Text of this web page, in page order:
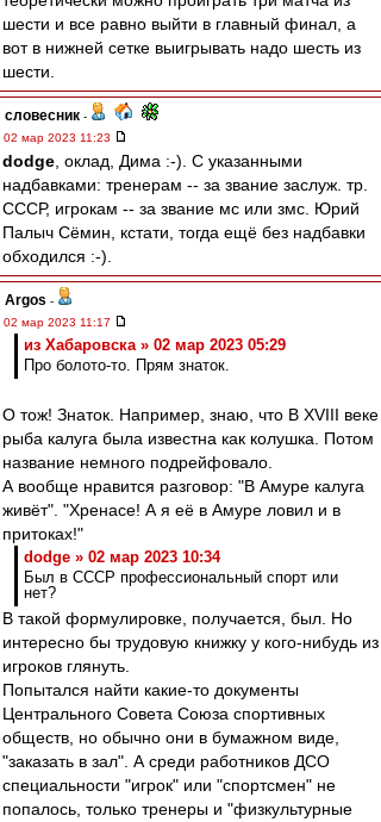
шести и все равно выйти в главный финал, а
вот в нижней сетке выигрывать надо шесть из
шести.
словесник -
02 мар 2023 11:23
dodge , оклад, Дима :-). С указанными
надбавками: тренерам -- за звание заслуж. тр.
СССР, игрокам -- за звание мс или змс. Юрий
Палыч Сёмин, кстати, тогда ещё без надбавки
обходился :-).
Argos -
02 мар 2023 11:17
из Хабаровска » 02 мар 2023 05:29
Про болото-то. Прям знаток.
О тож! Знаток. Например, знаю, что В XVIII веке
рыба калуга была известна как колушка. Потом
название немного подрейфовало.
А вообще нравится разговор: "В Амуре калуга
живёт". "Хренасе! А я её в Амуре ловил и в
притоках!"
dodge » 02 мар 2023 10:34
Был в СССР профессиональный спорт или
нет?
В такой формулировке, получается, был. Но
интересно бы трудовую книжку у кого-нибудь из
игроков глянуть.
Попытался найти какие-то документы
Центрального Совета Союза спортивных
обществ, но обычно они в бумажном виде,
"заказать в зал". А среди работников ДСО
специальности "игрок" или "спортсмен" не
попалось, только тренеры и "физкультурные